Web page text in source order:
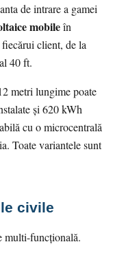
de intrare a gamei
mobileîn
client, de la
40 ft.
metri lungime poate
și 620 kWh
cu o microcentrală
Toate variantele sunt
civile
multi-funcțională.